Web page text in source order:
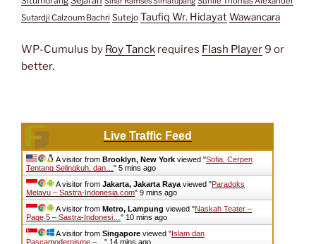
Sutardji Calzoum Bachri Sutejo Taufiq Wr. Hidayat Wawancara
WP-Cumulus by Roy Tanck requires Flash Player9 or
better.
Live Traffic Feed
A visitor from Brooklyn, New York viewed "Sofia, Cerpen
Tentang Selingkuh, dan… " 5 mins ago
A visitor from Jakarta, Jakarta Raya viewed "Paradoks
Melayu – Sastra-Indonesia.com" 9 mins ago
A visitor from Metro, Lampung viewed "Naskah Teater –
Page 5 – Sastra-Indonesi… " 10 mins ago
A visitor from Singapore viewed "Islam dan
Pascamodernisme –… " 14 mins ago